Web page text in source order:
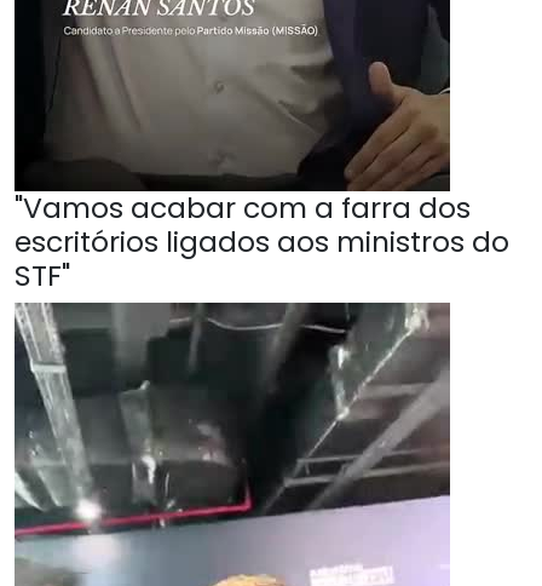
"Vamos acabar com a farra dos
escritórios ligados aos ministros do
STF"